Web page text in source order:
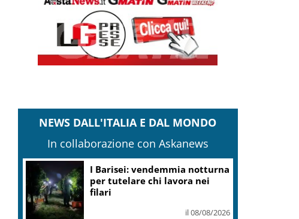
NEWS DALL'ITALIA E DAL MONDO
In collaborazione con Askanews
I Barisei: vendemmia notturna
per tutelare chi lavora nei
filari
il 08/08/2026